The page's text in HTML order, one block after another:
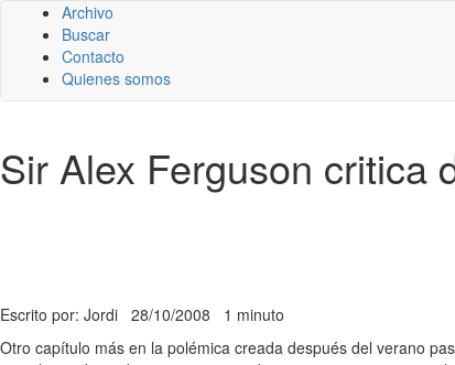
Archivo
Buscar
Contacto
Quienes somos
Sir Alex Ferguson critica
Escrito por: Jordi 28/10/2008 1 minuto
Otro capítulo más en la polémica creada después del verano